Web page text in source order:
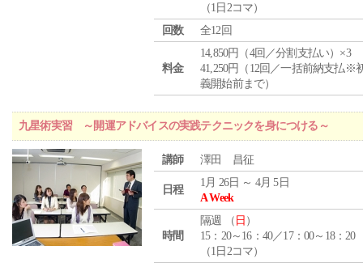
（1日2コマ）
回数
全12回
料金
14,850円（4回／分割支払い）×3
41,250円（12回／一括前納支払※
義開始前まで）
九星術実習 ～開運アドバイスの実践テクニックを身につける～
講師 澤田 昌征
日程
1月 26日 ～ 4月 5日
A Week
時間
隔週 （ 日 ）
15：20～16：40／17：00～18：20
（1日2コマ）